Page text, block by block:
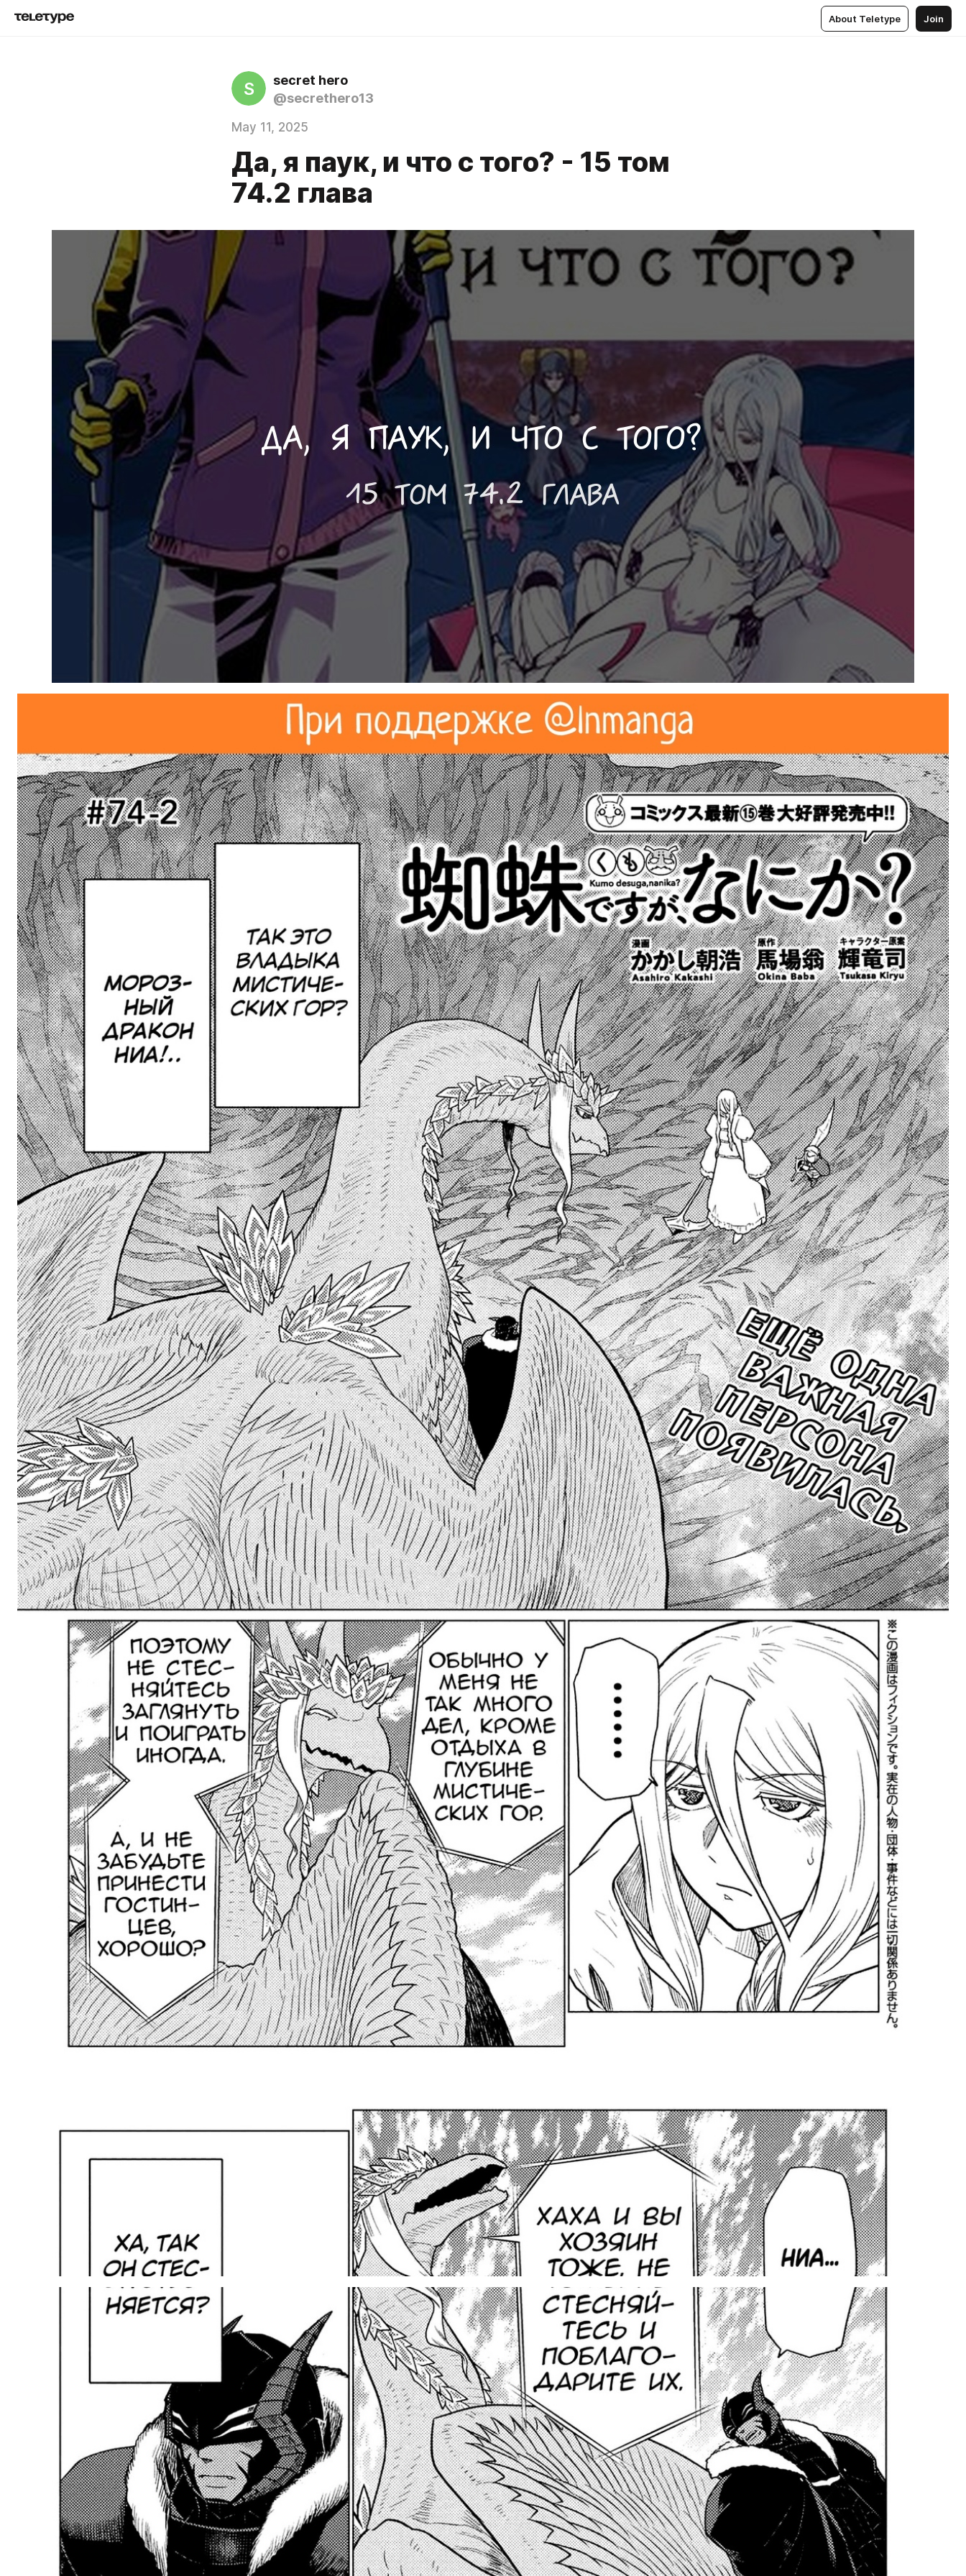
About Teletype Join
S
secret hero
@secrethero13
May 11, 2025
Да, я паук, и что с того? - 15 том
74.2 глава